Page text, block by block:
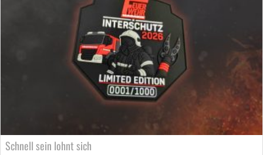
Schnell sein lohnt sich